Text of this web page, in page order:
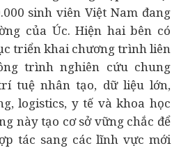
sinh viên Việt Nam đang
của Úc. Hiện hai bên có
triển khai chương trình liên
trình nghiên cứu chung
tuệ nhân tạo, dữ liệu lớn,
logistics, y tế và khoa học
này tạo cơ sở vững chắc để
tác sang các lĩnh vực mới